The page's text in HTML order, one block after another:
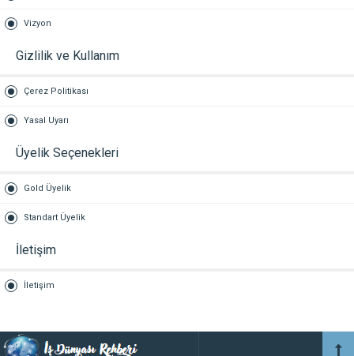
Vizyon
Gizlilik ve Kullanım
Çerez Politikası
Yasal Uyarı
Üyelik Seçenekleri
Gold Üyelik
Standart Üyelik
İletişim
İletişim